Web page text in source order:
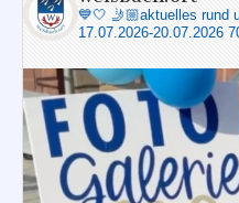
💙🤍 🤳🏼aktuelles rund
17.07.2026-20.07.2026